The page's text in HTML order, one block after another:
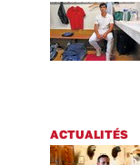
ACTUALITÉS